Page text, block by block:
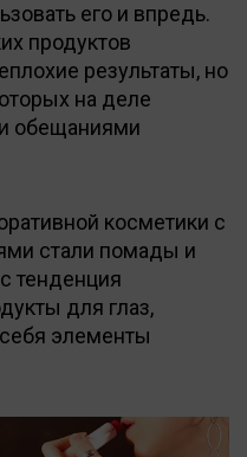
его и впредь.
продуктов
результаты, но
на деле
обещаниями
косметики с
стали помады и
тенденция
для глаз,
элементы